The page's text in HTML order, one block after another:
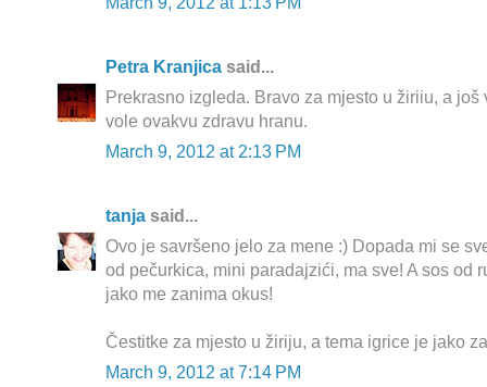
Petra Kranjica said...
Prekrasno izgleda. Bravo za mjesto u žiriiu, a
vole ovakvu zdravu hranu.
March 9, 2012 at 2:13 PM
tanja said...
Ovo je savršeno jelo za mene :) Dopada mi se
od pečurkica, mini paradajzići, ma sve! A sos od
jako me zanima okus!
Čestitke za mjesto u žiriju, a tema igrice je jako
March 9, 2012 at 7:14 PM